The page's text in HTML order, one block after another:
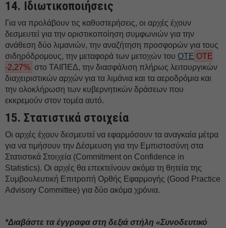
14. Iδιωτικοποιήσεις
Για να προλάβουν τις καθυστερήσεις, οι αρχές έχουν
δεσμευτεί για την οριστικοποίηση συμφωνιών για την
ανάθεση δύο λιμανιών, την αναζήτηση προσφορών για τους
σιδηρόδρομους, την μεταφορά των μετοχών του ΟΤΕ ΟΤΕ
-2,27% στο ΤΑΙΠΕΔ, την διασφάλιση πλήρως λειτουργικών
διαχειριστικών αρχών για τα λιμάνια και τα αεροδρόμια και
την ολοκλήρωση των κυβερνητικών δράσεων που
εκκρεμούν στον τομέα αυτό.
15. Στατιστικά στοιχεία
Οι αρχές έχουν δεσμευτεί να εφαρμόσουν τα αναγκαία μέτρα
για να τιμήσουν την Δέσμευση για την Εμπιστοσύνη στα
Στατιστικά Στοιχεία (Commitment on Confidence in
Statistics). Oι αρχές θα επεκτείνουν ακόμα τη θητεία της
Συμβουλευτική Επιτροπή Ορθής Εφαρμογής (Good Practice
Advisory Committee) για δύο ακόμα χρόνια.
*Διαβάστε τα έγγραφα στη δεξιά στήλη «Συνοδευτικό